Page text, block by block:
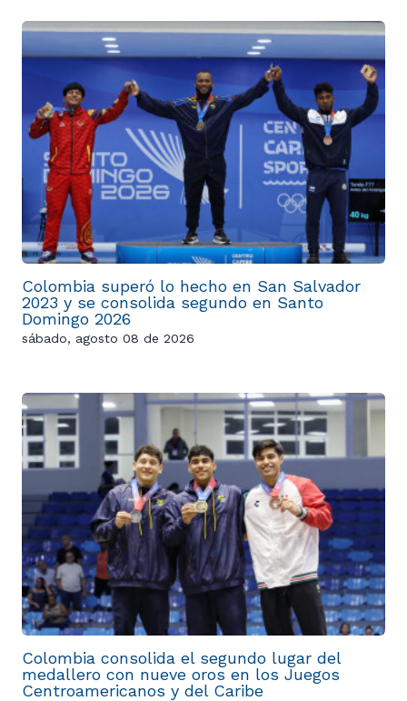
Colombia superó lo hecho en San Salvador
2023 y se consolida segundo en Santo
Domingo 2026
sábado, agosto 08 de 2026
Colombia consolida el segundo lugar del
medallero con nueve oros en los Juegos
Centroamericanos y del Caribe